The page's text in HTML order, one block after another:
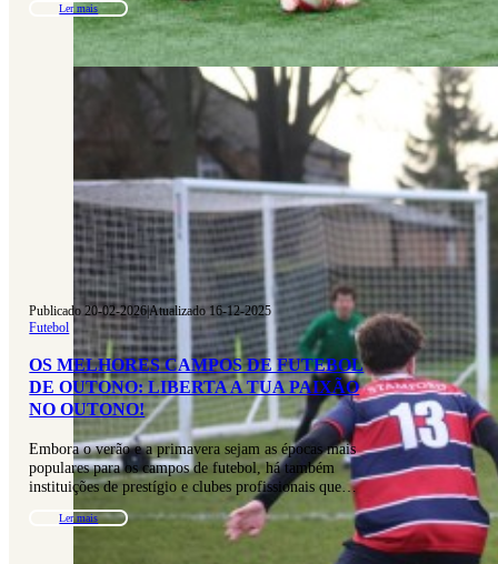
Ler mais
Publicado 20-02-2026|Atualizado 16-12-2025
Futebol
OS MELHORES CAMPOS DE FUTEBOL
DE OUTONO: LIBERTA A TUA PAIXÃO
NO OUTONO!
Embora o verão e a primavera sejam as épocas mais
populares para os campos de futebol, há também
instituições de prestígio e clubes profissionais que…
Ler mais